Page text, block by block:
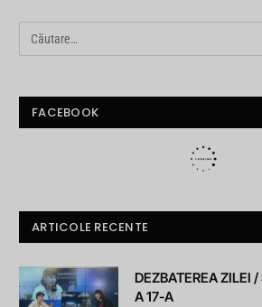
FACEBOOK
ARTICOLE RECENTE
DEZBATEREA ZILEI
A 17-A